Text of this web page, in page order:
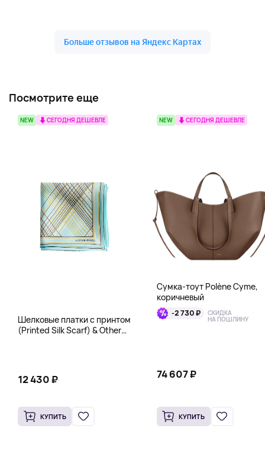
Посмотрите еще
NEW СЕГОДНЯ ДЕШЕВЛЕ
Шелковые платки с принтом
(Printed Silk Scarf) & Other
12 430 ₽
КУПИТЬ
NEW СЕГОДНЯ ДЕШЕВЛЕ
Сумка-тоут Polène Cyme,
коричневый
-2 730 ₽ СКИДКА
НА ПОШЛИНУ
74 607 ₽
КУПИТЬ